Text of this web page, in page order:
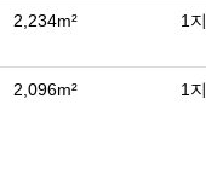
2,234m² 1지
2,096m² 1지